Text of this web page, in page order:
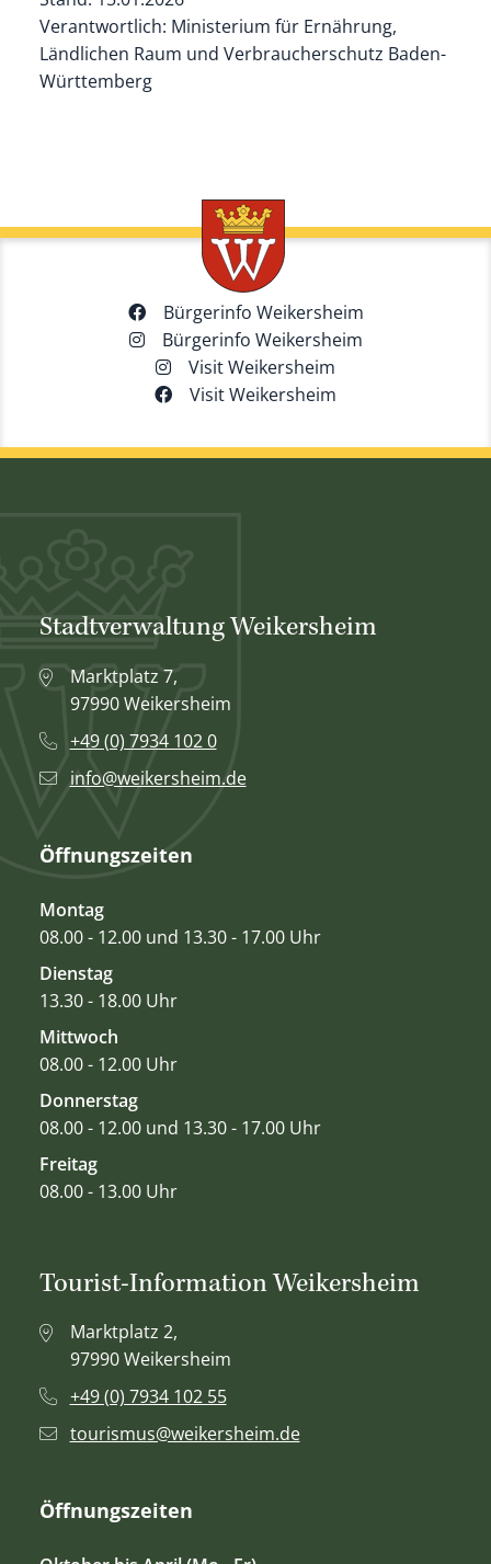
Verantwortlich: Ministerium für Ernährung,
Ländlichen Raum und Verbraucherschutz Baden-
Württemberg
Bürgerinfo Weikersheim
Bürgerinfo Weikersheim
Visit Weikersheim
Visit Weikersheim
Stadtverwaltung Weikersheim
Marktplatz 7,
97990 Weikersheim
+49 (0) 7934 102 0
info@weikersheim.de
Öffnungszeiten
Montag
08.00 - 12.00 und 13.30 - 17.00 Uhr
Dienstag
13.30 - 18.00 Uhr
Mittwoch
08.00 - 12.00 Uhr
Donnerstag
08.00 - 12.00 und 13.30 - 17.00 Uhr
Freitag
08.00 - 13.00 Uhr
Tourist-Information Weikersheim
Marktplatz 2,
97990 Weikersheim
+49 (0) 7934 102 55
tourismus@weikersheim.de
Öffnungszeiten